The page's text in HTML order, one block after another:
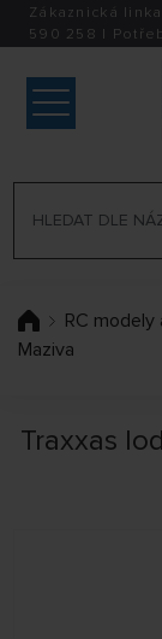
Zákaznická
590 258 |
RC
Maziva
Traxxas